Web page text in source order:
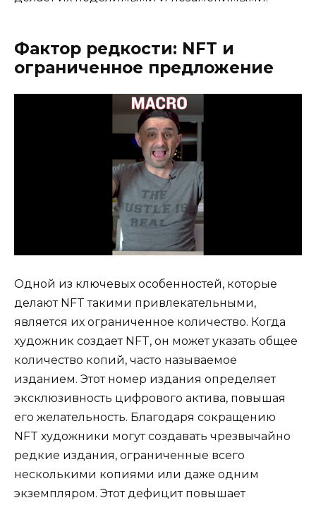
Фактор редкости: NFT и
ограниченное предложение
Одной из ключевых особенностей, которые
делают NFT такими привлекательными,
является их ограниченное количество. Когда
художник создает NFT, он может указать общее
количество копий, часто называемое
изданием. Этот номер издания определяет
эксклюзивность цифрового актива, повышая
его желательность. Благодаря сокращению
NFT художники могут создавать чрезвычайно
редкие издания, ограниченные всего
несколькими копиями или даже одним
экземпляром. Этот дефицит повышает